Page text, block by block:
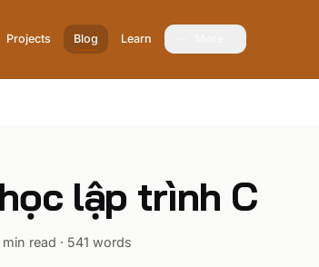
Projects Blog Learn
lập trình C
min read · 541 words